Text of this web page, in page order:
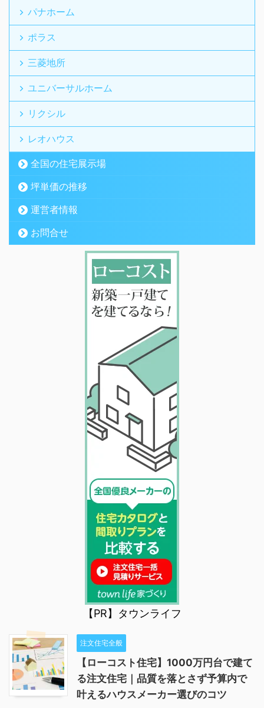
パナホーム
ポラス
三菱地所
ユニバーサルホーム
リクシル
レオハウス
全国の住宅展示場
坪単価の推移
運営者情報
お問合せ
【PR】タウンライフ
注文住宅全般
【ローコスト住宅】1000万円台で建て
る注文住宅｜品質を落とさず予算内で
叶えるハウスメーカー選びのコツ